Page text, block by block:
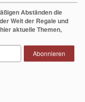
Abständen die
Welt der Regale und
aktuelle Themen,
Abonnieren